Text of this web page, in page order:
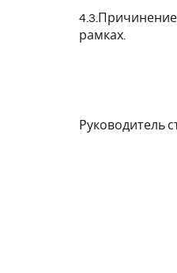
рамках.
Руководитель